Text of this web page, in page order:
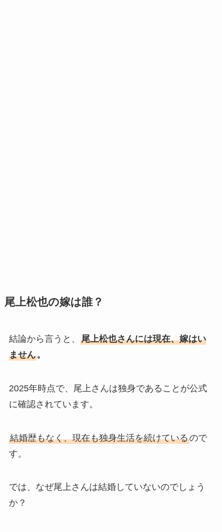
尾上松也の嫁は誰？
結論から言うと、 尾上松也さんには現在、嫁はい
ません。
2025年時点で、尾上さんは独身であることが公式
に確認されています。
結婚歴もなく、現在も独身生活を続けているので
す。
では、なぜ尾上さんは結婚していないのでしょう
か？